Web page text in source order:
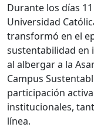
Durante los días
Universidad
transformó en el
sustentabilidad en
al albergar a la
Campus
participación
institucionales,
línea.